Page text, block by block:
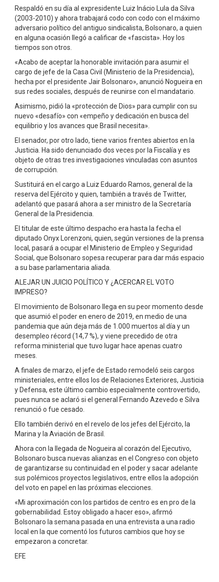
Respaldó en su día al expresidente Luiz Inácio Lula da Silva
(2003-2010) y ahora trabajará codo con codo con el máximo
adversario político del antiguo sindicalista, Bolsonaro, a quien
en alguna ocasión llegó a calificar de «fascista». Hoy los
tiempos son otros.
«Acabo de aceptar la honorable invitación para asumir el
cargo de jefe de la Casa Civil (Ministerio de la Presidencia),
hecha por el presidente Jair Bolsonaro», anunció Nogueira en
sus redes sociales, después de reunirse con el mandatario.
Asimismo, pidió la «protección de Dios» para cumplir con su
nuevo «desafío» con «empeño y dedicación en busca del
equilibrio y los avances que Brasil necesita».
El senador, por otro lado, tiene varios frentes abiertos en la
Justicia. Ha sido denunciado dos veces por la Fiscalía y es
objeto de otras tres investigaciones vinculadas con asuntos
de corrupción.
Sustituirá en el cargo a Luiz Eduardo Ramos, general de la
reserva del Ejército y quien, también a través de Twitter,
adelantó que pasará ahora a ser ministro de la Secretaría
General de la Presidencia.
El titular de este último despacho era hasta la fecha el
diputado Onyx Lorenzoni, quien, según versiones de la prensa
local, pasará a ocupar el Ministerio de Empleo y Seguridad
Social, que Bolsonaro sopesa recuperar para dar más espacio
a su base parlamentaria aliada.
ALEJAR UN JUICIO POLÍTICO Y ¿ACERCAR EL VOTO
IMPRESO?
El movimiento de Bolsonaro llega en su peor momento desde
que asumió el poder en enero de 2019, en medio de una
pandemia que aún deja más de 1.000 muertos al día y un
desempleo récord (14,7 %), y viene precedido de otra
reforma ministerial que tuvo lugar hace apenas cuatro
meses.
A finales de marzo, el jefe de Estado remodeló seis cargos
ministeriales, entre ellos los de Relaciones Exteriores, Justicia
y Defensa, este último cambio especialmente controvertido,
pues nunca se aclaró si el general Fernando Azevedo e Silva
renunció o fue cesado.
Ello también derivó en el revelo de los jefes del Ejército, la
Marina y la Aviación de Brasil.
Ahora con la llegada de Nogueira al corazón del Ejecutivo,
Bolsonaro busca nuevas alianzas en el Congreso con objeto
de garantizarse su continuidad en el poder y sacar adelante
sus polémicos proyectos legislativos, entre ellos la adopción
del voto en papel en las próximas elecciones.
«Mi aproximación con los partidos de centro es en pro de la
gobernabilidad. Estoy obligado a hacer eso», afirmó
Bolsonaro la semana pasada en una entrevista a una radio
local en la que comentó los futuros cambios que hoy se
empezaron a concretar.
EFE